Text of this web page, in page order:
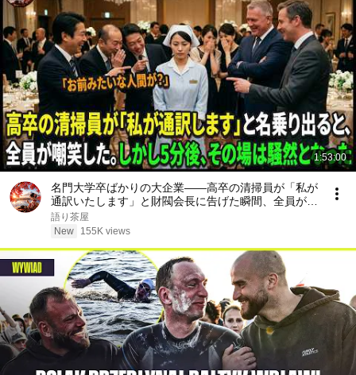
1:53:00
名門大学卒ばかりの大企業――高卒の清掃員が「私が
通訳いたします」と財閥会長に告げた瞬間、全員が嘲
笑した。しかし5分後、その場は静まり返った。#動
エピソード#老後の物語 #家族の物語
語り茶屋
New
155K views